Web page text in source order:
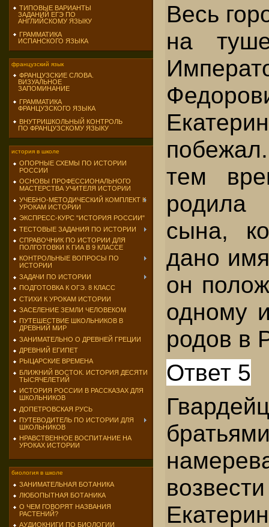
ТИПОВЫЕ ВАРИАНТЫ
ЗАДАНИЙ ЕГЭ ПО
АНГЛИЙСКОМУ ЯЗЫКУ
ГРАММАТИКА
ИСПАНСКОГО ЯЗЫКА
французский язык
ФРАНЦУЗСКИЕ СЛОВА.
ВИЗУАЛЬНОЕ
ЗАПОМИНАНИЕ
ГРАММАТИКА
ФРАНЦУЗСКОГО ЯЗЫКА
ВНУТРИШКОЛЬНЫЙ КОНТРОЛЬ
ПО ФРАНЦУЗСКОМУ ЯЗЫКУ
история в школе
ОПОРНЫЕ СХЕМЫ ПО ИСТОРИИ
РОССИИ
ОСНОВЫ ПРОФЕССИОНАЛЬНОГО
МАСТЕРСТВА УЧИТЕЛЯ ИСТОРИИ
УЧЕБНО-МЕТОДИЧЕСКИЙ КОМПЛЕКТ К
УРОКАМ ИСТОРИИ
ЭКСПРЕСС-КУРС "ИСТОРИЯ РОССИИ"
ТЕСТОВЫЕ ЗАДАНИЯ ПО ИСТОРИИ
СПРАВОЧНИК ПО ИСТОРИИ ДЛЯ
ПОЛГОТОВКИ К ГИА В 9 КЛАССЕ
КОНТРОЛЬНЫЕ ВОПРОСЫ ПО
ИСТОРИИ
ЗАДАЧИ ПО ИСТОРИИ
ПОДГОТОВКА К ОГЭ. 8 КЛАСС
СТИХИ К УРОКАМ ИСТОРИИ
ЗАСЕЛЕНИЕ ЗЕМЛИ ЧЕЛОВЕКОМ
ПУТЕШЕСТВИЕ ШКОЛЬНИКОВ В
ДРЕВНИЙ МИР
ЗАНИМАТЕЛЬНО О ДРЕВНЕЙ ГРЕЦИИ
ДРЕВНИЙ ЕГИПЕТ
РЫЦАРСКИЕ ВРЕМЕНА
БЛИЖНИЙ ВОСТОК. ИСТОРИЯ ДЕСЯТИ
ТЫСЯЧЕЛЕТИЙ
ИСТОРИЯ РОССИИ В РАССКАЗАХ ДЛЯ
ШКОЛЬНИКОВ
ДОПЕТРОВСКАЯ РУСЬ
ПУТЕВОДИТЕЛЬ ПО ИСТОРИИ ДЛЯ
ШКОЛЬНИКОВ
НРАВСТВЕННОЕ ВОСПИТАНИЕ НА
УРОКАХ ИСТОРИИ
биология в школе
ЗАНИМАТЕЛЬНАЯ БОТАНИКА
ЛЮБОПЫТНАЯ БОТАНИКА
О ЧЕМ ГОВОРЯТ НАЗВАНИЯ
РАСТЕНИЙ?
АУДИОКНИГИ ПО БИОЛОГИИ
Весь
на
тем
родила
сына,
дано
он
одному
родов в
Ответ 5